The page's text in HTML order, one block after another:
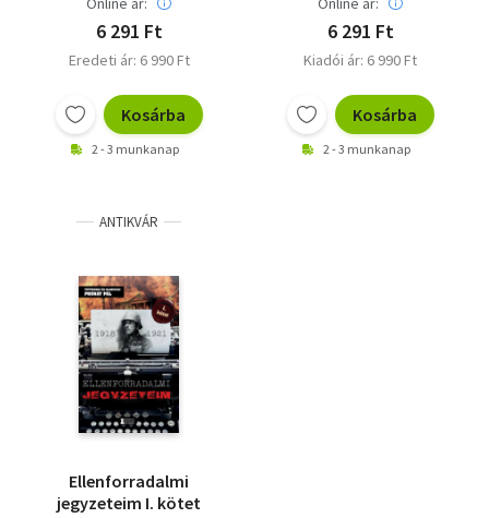
6 291 Ft
Eredeti ár: 6 990 Ft
Kosárba
2 - 3 munkanap
6 291 Ft
Kiadói ár: 6 990 Ft
Kosárba
2 - 3 munkanap
ANTIKVÁR
Ellenforradalmi
jegyzeteim I. kötet